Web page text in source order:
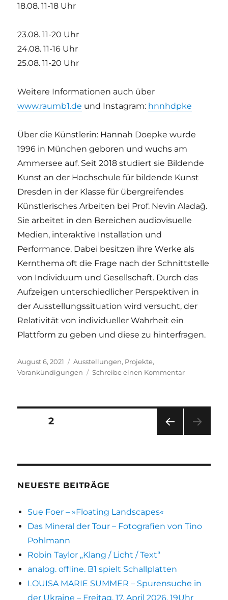
18.08. 11-18 Uhr
23.08. 11-20 Uhr
24.08. 11-16 Uhr
25.08. 11-20 Uhr
Weitere Informationen auch über
www.raumb1.de und Instagram: hnnhdpke
Über die Künstlerin: Hannah Doepke wurde
1996 in München geboren und wuchs am
Ammersee auf. Seit 2018 studiert sie Bildende
Kunst an der Hochschule für bildende Kunst
Dresden in der Klasse für übergreifendes
Künstlerisches Arbeiten bei Prof. Nevin Aladağ.
Sie arbeitet in den Bereichen audiovisuelle
Medien, interaktive Installation und
Performance. Dabei besitzen ihre Werke als
Kernthema oft die Frage nach der Schnittstelle
von Individuum und Gesellschaft. Durch das
Aufzeigen unterschiedlicher Perspektiven in
der Ausstellungssituation wird versucht, der
Relativität von individueller Wahrheit ein
Plattform zu geben und diese zu hinterfragen.
Veröffentlicht
am
August 6, 2021 Kategorien
Ausstellungen, Projekte,
Vorankündigungen
Schreibe einen Kommentarzu
Gedanken“
von
Seitennummerierung
Beiträge
SEIT
SEITE2
NEUESTE BEITRÄGE
Sue Foer – »Floating Landscapes«
Das Mineral der Tour – Fotografien von Tino
Pohlmann
Robin Taylor „Klang / Licht / Text“
analog. offline. B1 spielt Schallplatten
LOUISA MARIE SUMMER – Spurensuche in
der Ukraine – Freitag, 17. April 2026, 19Uhr